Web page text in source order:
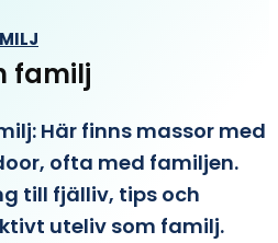
familj
Här finns massor med
ofta med familjen.
till fjälliv, tips och
uteliv som familj.